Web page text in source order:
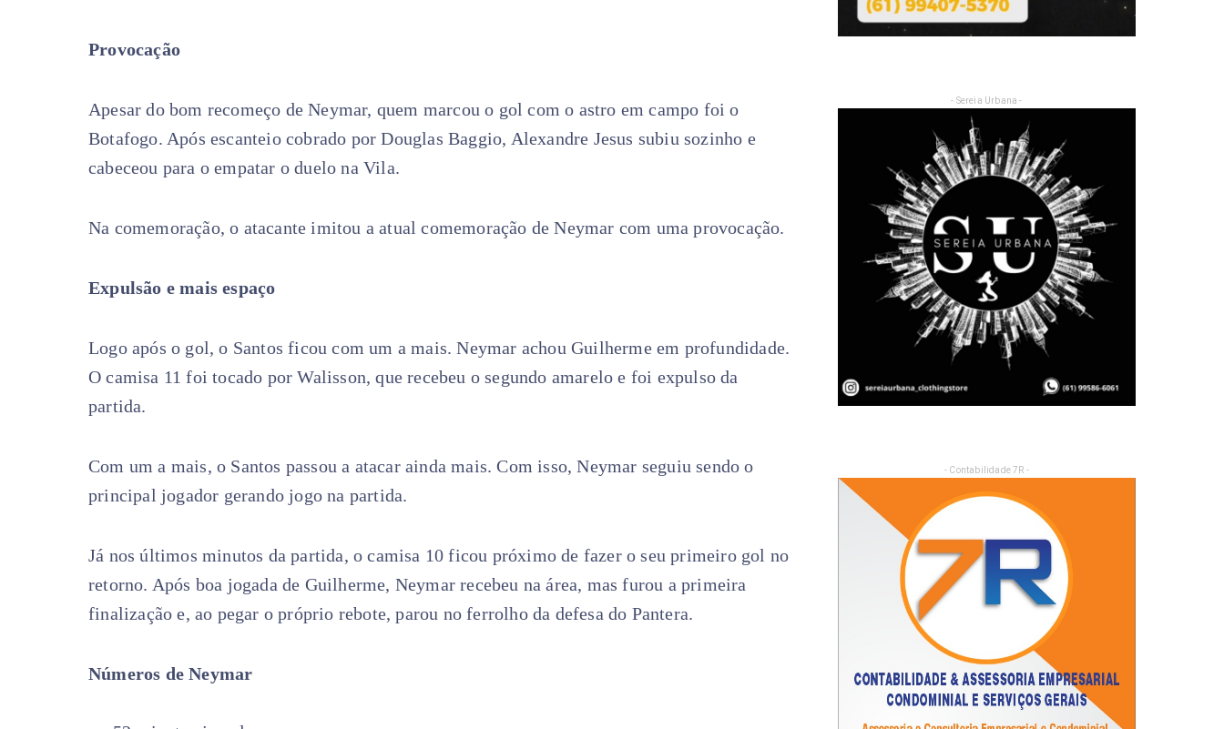
Provocação
Apesar do bom recomeço de Neymar, quem marcou o gol com o astro em campo foi o
Botafogo. Após escanteio cobrado por Douglas Baggio, Alexandre Jesus subiu sozinho e
cabeceou para o empatar o duelo na Vila.
Na comemoração, o atacante imitou a atual comemoração de Neymar com uma provocação.
Expulsão e mais espaço
Logo após o gol, o Santos ficou com um a mais. Neymar achou Guilherme em profundidade.
O camisa 11 foi tocado por Walisson, que recebeu o segundo amarelo e foi expulso da
partida.
Com um a mais, o Santos passou a atacar ainda mais. Com isso, Neymar seguiu sendo o
principal jogador gerando jogo na partida.
Já nos últimos minutos da partida, o camisa 10 ficou próximo de fazer o seu primeiro gol no
retorno. Após boa jogada de Guilherme, Neymar recebeu na área, mas furou a primeira
finalização e, ao pegar o próprio rebote, parou no ferrolho da defesa do Pantera.
Números de Neymar
- Sereia Urbana -
- Contabilidade 7R -